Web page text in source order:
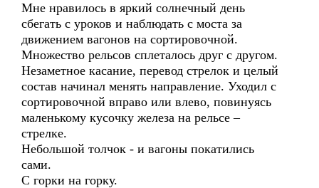
Мне нравилось в яркий солнечный день
сбегать с уроков и наблюдать с моста за
движением вагонов на сортировочной.
Множество рельсов сплеталось друг с другом.
Незаметное касание, перевод стрелок и целый
состав начинал менять направление. Уходил с
сортировочной вправо или влево, повинуясь
маленькому кусочку железа на рельсе –
стрелке.
Небольшой толчок - и вагоны покатились
сами.
С горки на горку.